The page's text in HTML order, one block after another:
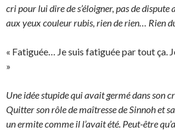
cri pour lui dire de s’éloigner, pas de dispute
aux yeux couleur rubis, rien de rien… Rien
« Fatiguée… Je suis fatiguée par tout ça.
»
Une idée stupide qui avait germé dans son
Quitter son rôle de maîtresse de Sinnoh et
un ermite comme il l’avait été. Peut-être